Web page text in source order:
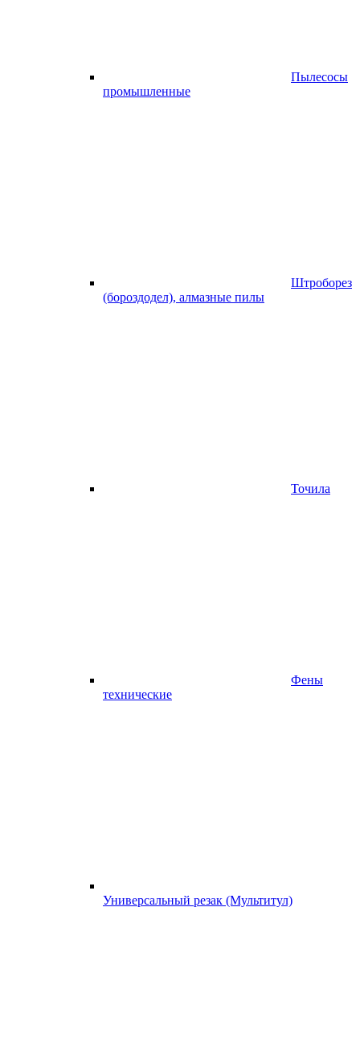
Пылесосы
промышленные
Штроборез
(бороздодел), алмазные пилы
Точила
Фены
технические
Универсальный резак (Мультитул)